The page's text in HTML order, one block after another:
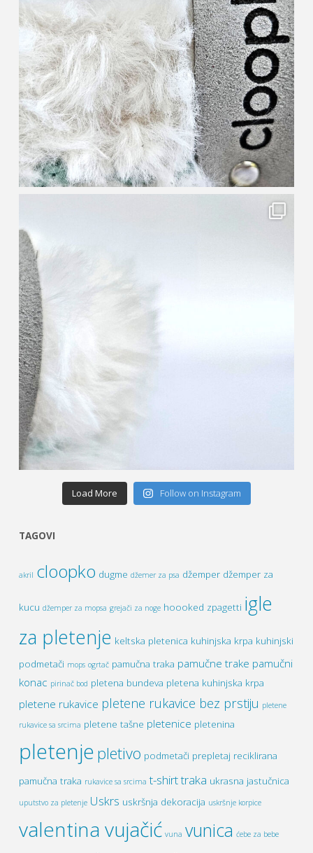
Load More Follow on Instagram
TAGOVI
akril cloopko dugme džemer za psa džemper džemper za
kucu džemper za mopsa grejači za noge hoooked zpagetti igle
za pletenje keltska pletenica kuhinjska krpa kuhinjski
podmetači mops ogrtač pamučna traka pamučne trake pamučni
konac pirinač bod pletena bundeva pletena kuhinjska krpa
pletene rukavice pletene rukavice bez prstiju pletene
rukavice sa srcima pletene tašne pletenice pletenina
pletenje pletivo podmetači prepletaj reciklirana
pamučna traka rukavice sa srcima t-shirt traka ukrasna jastučnica
uputstvo za pletenje Uskrs uskršnja dekoracija uskršnje korpice
valentina vujačić vuna vunica ćebe za bebe